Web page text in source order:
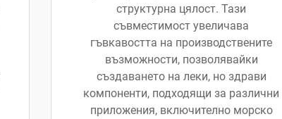
структурна цялост. Тази
съвместимост увеличава
гъвкавостта на производствените
възможности, позволявайки
създаването на леки, но здрави
компоненти, подходящи за различни
приложения, включително морско